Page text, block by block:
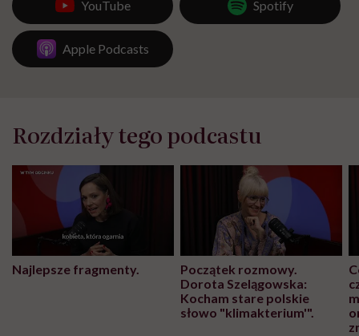
YouTube Spotify
Apple Podcasts
Rozdziały tego podcastu
Najlepsze fragmenty.
Początek rozmowy.
Dorota Szelągowska:
Kocham stare polskie
słowo "klimakterium'".